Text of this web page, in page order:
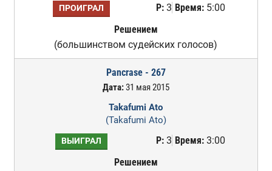
ПРОИГРАЛ Р:3 Время:5:00
Решением
(большинством судейских голосов)
Pancrase - 267
Дата:31 мая 2015
Takafumi Ato
(Takafumi Ato)
ВЫИГРАЛ Р:3 Время:3:00
Решением